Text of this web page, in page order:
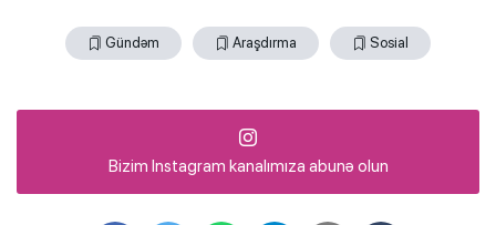
Gündəm Araşdırma Sosial
Bizim Instagram kanalımıza abunə olun